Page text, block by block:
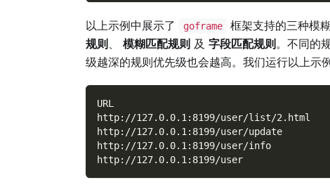
以上示例中展示了 goframe 框架支持的三种模
规则 、 模糊匹配规则 及 字段匹配规则 。不同的
级越深的规则优先级也会越高。我们运行以上示
URL
http://127.0.0.1:8199/user/list/
http://127.0.0.1:8199/user/update
http://127.0.0.1:8199/user/info
http://127.0.0.1:8199/user